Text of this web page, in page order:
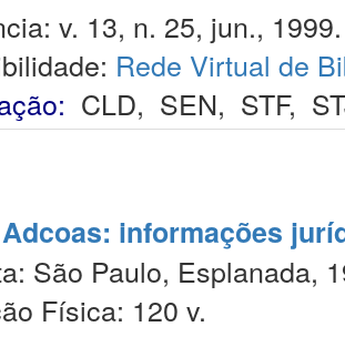
v. 13, n. 25, jun., 1999.
Rede Virtual de
CLD, SEN, STF,
informações
São Paulo, Esplanada,
Física: 120 v.